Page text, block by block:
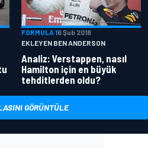
FORMULA 16 Şub 2018
EKLEYEN BEN ANDERSON
Analiz: Verstappen, nasıl
Hamilton için en büyük
tehditlerden oldu?
GÖRÜNTÜLE